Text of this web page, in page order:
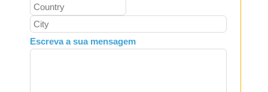
Escreva a sua mensagem